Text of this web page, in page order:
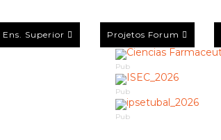
Ens. Superior Projetos Forum
Pub
Pub
Pub